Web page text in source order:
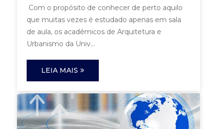
Com o propósito de conhecer de perto aquilo
que muitas vezes é estudado apenas em sala
de aula, os acadêmicos de Arquitetura e
Urbanismo da Univ...
LEIA MAIS